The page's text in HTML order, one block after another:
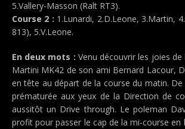
5.Vallery-Masson (Ralt RT3).
Course 2 : 1.Lunardi, 2.D.Leone, 3.Martin,
813), 5.V.Leone.
En deux mots : Venu découvrir les joies de
Martini MK42 de son ami Bernard Lacour,
en tête au départ de la course du matin.
prématurée aux yeux de la Direction de
aussitôt un Drive through. Le poleman
profit pour passer le cap de la mi-course en